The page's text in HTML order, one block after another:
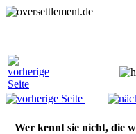
Wer kennt sie nicht, die